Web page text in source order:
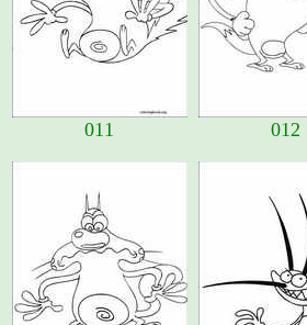
011 012